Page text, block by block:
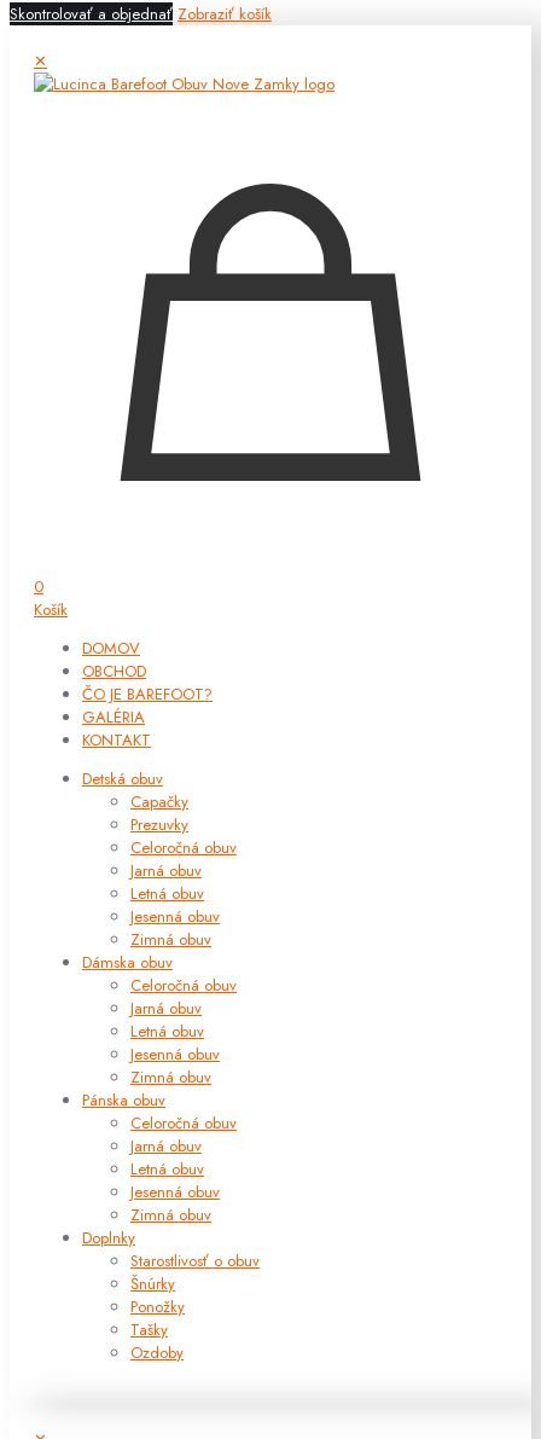
Skontrolovať a objednať Zobraziť košík
✕
0
Košík
DOMOV
OBCHOD
ČO JE BAREFOOT?
GALÉRIA
KONTAKT
Detská obuv
Capačky
Prezuvky
Celoročná obuv
Jarná obuv
Letná obuv
Jesenná obuv
Zimná obuv
Dámska obuv
Celoročná obuv
Jarná obuv
Letná obuv
Jesenná obuv
Zimná obuv
Pánska obuv
Celoročná obuv
Jarná obuv
Letná obuv
Jesenná obuv
Zimná obuv
Doplnky
Starostlivosť o obuv
Šnúrky
Ponožky
Tašky
Ozdoby